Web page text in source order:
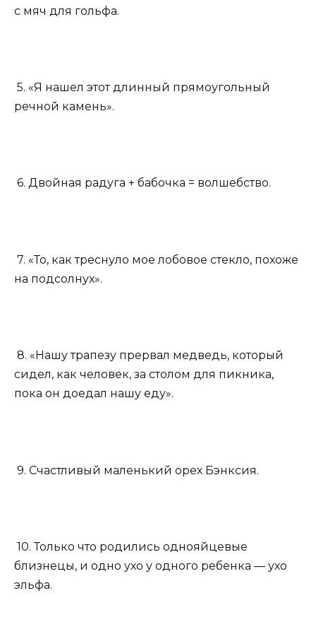
с мяч для гольфа.
5. «Я нашел этот длинный прямоугольный
речной камень».
6. Двойная радуга + бабочка = волшебство.
7. «То, как треснуло мое лобовое стекло, похоже
на подсолнух».
8. «Нашу трапезу прервал медведь, который
сидел, как человек, за столом для пикника,
пока он доедал нашу еду».
9. Счастливый маленький орех Бэнксия.
10. Только что родились однояйцевые
близнецы, и одно ухо у одного ребенка — ухо
эльфа.